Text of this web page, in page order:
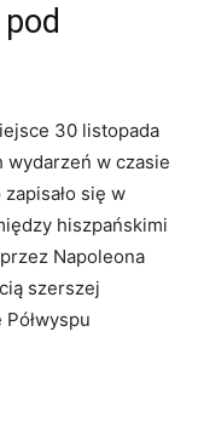
30 listopada
wydarzeń w czasie
się w
hiszpańskimi‍
Napoleona
szerszej